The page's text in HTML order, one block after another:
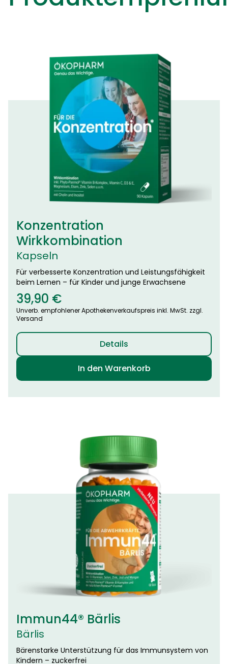
Konzentration
Wirkkombination
Kapseln
Für verbesserte Konzentration und Leistungsfähigkeit
beim Lernen – für Kinder und junge Erwachsene
39,90 €
Unverb. empfohlener Apothekenverkaufspreis inkl. MwSt. zzgl.
Versand
Details
In den Warenkorb
Immun44® Bärlis
Bärlis
Bärenstarke Unterstützung für das Immunsystem von
Kindern – zuckerfrei